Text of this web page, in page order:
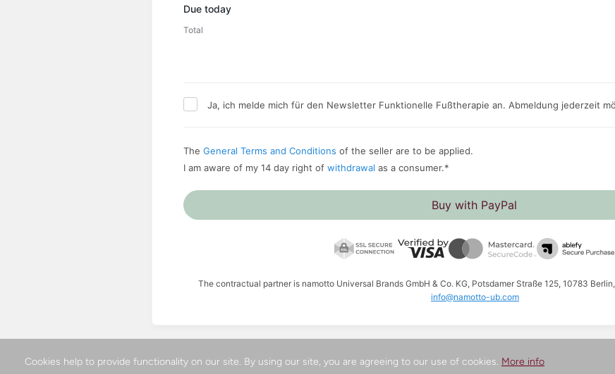
Due today
Total
Ja, ich melde mich für den Newsletter Funktionelle Fußtherapie an. Abmeldung jederzeit
The General Terms and Conditions of the seller are to be applied.
I am aware of my 14 day right of withdrawal as a consumer.*
Buy with PayPal
The contractual partner is namotto Universal Brands GmbH & Co. KG, Potsdamer Straße 125, 10783
info@namotto-ub.com
Cookies help to provide functionality on our site. By using our site, you are agreeing to our use of cookies. More info